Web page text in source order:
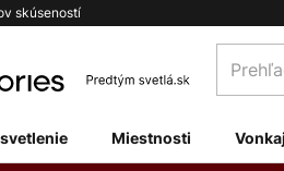
skúseností
obchod
Miestnosti